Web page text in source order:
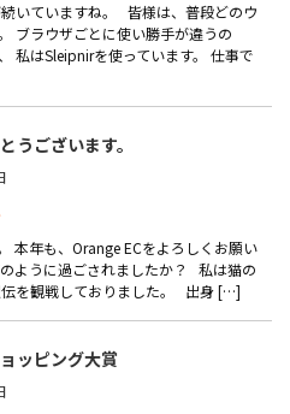
いていますね。 皆様は、普段どのウ
ブラウザごとに使い勝手が違うの
私はSleipnirを使っています。 仕事で
うございます。
本年も、Orange ECをよろしくお願い
ように過ごされましたか？ 私は猫の
伝を観戦しておりました。 出身 […]
ッピング大賞